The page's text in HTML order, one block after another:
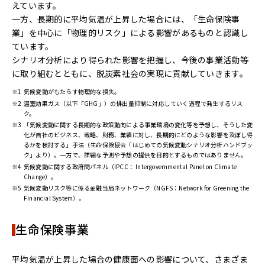
えています。
一方、長期的に平均気温が上昇した場合には、「生命保険事
業」を中心に「物理的リスク」による影響があるものと認識し
ています。
シナリオ分析により得られた影響を把握し、今後の事業活動等
に取り組むとともに、脱炭素社会の実現に貢献していきます。
※1 気候変動がもたらす物理的な損失。
※2 温室効果ガス（以下「GHG」）の排出量抑制に対応していく過程で発生するリス
ク。
※3
「気候変動に関する長期的な政策動向による事業環境の変化等を予想し、そうした変
化が自社のビジネス、戦略、財務、業績に対し、長期的にどのような影響を及ぼし得
るかを検討する」手法（生命保険協会「はじめての気候変動シナリオ分析ハンドブッ
ク」より）。一方で、詳細な予測や予想の提供を目的とするものではありません。
※4 気候変動に関する政府間パネル（IPCC： Intergovernmental Panel on Climate
Change）。
※5 気候変動リスク等に係る金融当局ネットワーク（NGFS：Network for Greening the
Financial System）。
生命保険事業
平均気温が上昇した場合の健康面への影響について、さまざま